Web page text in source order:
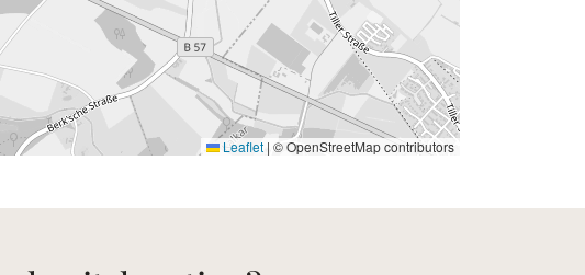
Leaflet | © OpenStreetMap contributors